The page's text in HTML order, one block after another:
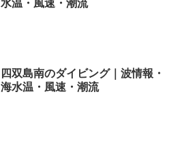
水温・風速・潮流
四双島南のダイビング｜波情報・
海水温・風速・潮流